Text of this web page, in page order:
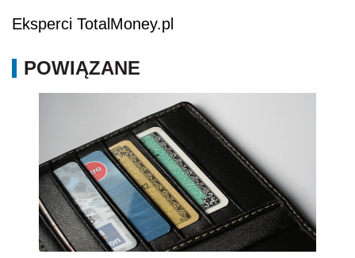
Eksperci TotalMoney.pl
POWIĄZANE